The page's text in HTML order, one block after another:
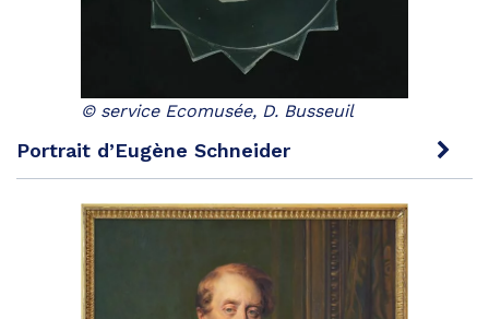
© service Ecomusée, D. Busseuil
Portrait d’Eugène Schneider